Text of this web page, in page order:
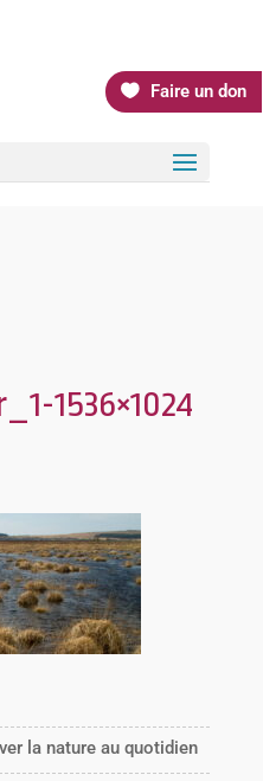
Faire un don
1536×1024
la nature au quotidien